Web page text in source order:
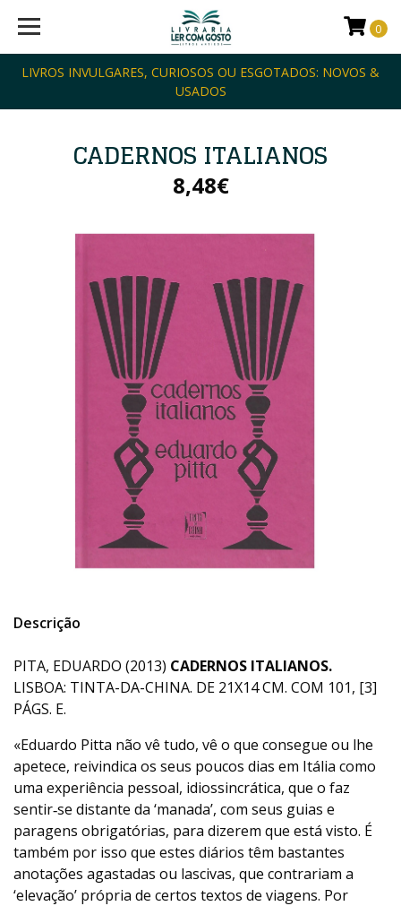
LIVROS INVULGARES, CURIOSOS OU ESGOTADOS: NOVOS &
USADOS
0
CADERNOS ITALIANOS
8,48€
Descrição
PITA, EDUARDO (2013) CADERNOS ITALIANOS.
LISBOA: TINTA-DA-CHINA. DE 21X14 CM. COM 101, [3]
PÁGS. E.
«Eduardo Pitta não vê tudo, vê o que consegue ou lhe
apetece, reivindica os seus poucos dias em Itália como
uma experiência pessoal, idiossincrática, que o faz
sentir‑se distante da ‘manada’, com seus guias e
paragens obrigatórias, para dizerem que está visto. É
também por isso que estes diários têm bastantes
anotações agastadas ou lascivas, que contrariam a
‘elevação’ própria de certos textos de viagens. Por